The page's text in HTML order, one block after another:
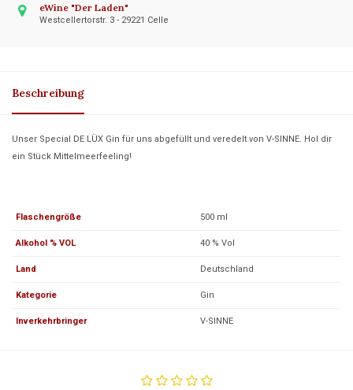
eWine "Der Laden"
Westcellertorstr. 3 - 29221 Celle
Beschreibung
Unser Special DE LÜX Gin für uns abgefüllt und veredelt von V-SINNE. Hol dir
ein Stück Mittelmeerfeeling!
Flaschengröße 500 ml
Alkohol % VOL 40 % Vol
Land Deutschland
Kategorie Gin
Inverkehrbringer V-SINNE